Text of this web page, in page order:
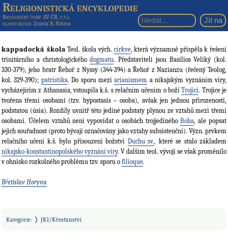
Religionistická encyklopedie
Sociologický ústav AV ČR, v.v.i.
hlavní editor: Zdeněk R. Nešpor
kappadocká škola Teol. škola vých. církve, která významně přispěla k řešení
trinitárního a christologickéhodogmatu. Představiteli jsou Basilios Veliký (kol.
330-379), jeho bratr Řehoř z Nyssy (344-394) a Řehoř z Nazianzu (řečený Teolog,
kol. 329-390); patristika. Do sporu meziarianismem a nikajským vyznáním víry,
vycházejícím z Athanasia, vstoupila k.š. s relačním učením o božíTrojici. Trojice je
tvořena třemi osobami (tzv. hypostasis – osoba), avšak jen jednou přirozeností,
podstatou (úsia). Rozdíly uvnitř této jediné podstaty plynou ze vztahů mezi třemi
osobami. Účelem vztahů není vypovídat o osobách trojjedinéhoBoha, ale popsat
jejich souřadnost (proto bývají označovány jako vztahy subsistenční). Význ. prvkem
relačního učení k.š. bylo přisouzení božství Duchu sv., které se stalo základem
nikajsko-konstantinopolského vyznání víry. V dalším teol. vývoji se však proměnilo
v ohnisko rozkolného problému tzv. sporu o filioque.
Břetislav Horyna
Kategorie: JKI/Křesťanství